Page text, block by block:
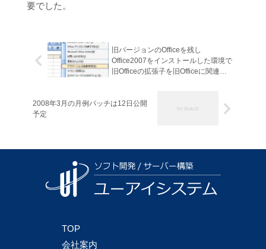
要でした。
旧バージョンのOfficeを残し
Office2007をインストールした環境で
旧Officeの拡張子を旧Officeに関連付
2008年3月の月例パッチは12日公開
予定
TOP
会社案内